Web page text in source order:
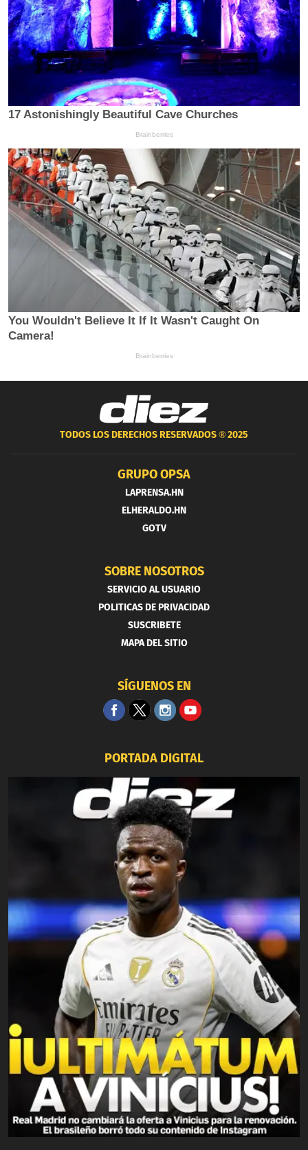
TODOS LOS DERECHOS RESERVADOS ®2025
GRUPO OPSA
LAPRENSA.HN
ELHERALDO.HN
GOTV
SOBRE NOSOTROS
SERVICIO AL USUARIO
POLITICAS DE PRIVACIDAD
SUSCRIBETE
MAPA DEL SITIO
SÍGUENOS EN
PORTADA DIGITAL